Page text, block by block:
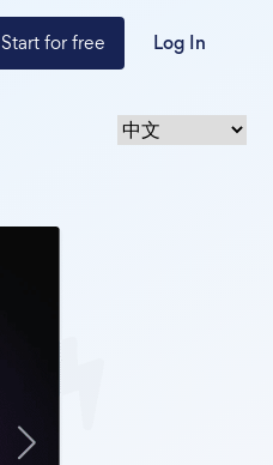
Start for free Log In